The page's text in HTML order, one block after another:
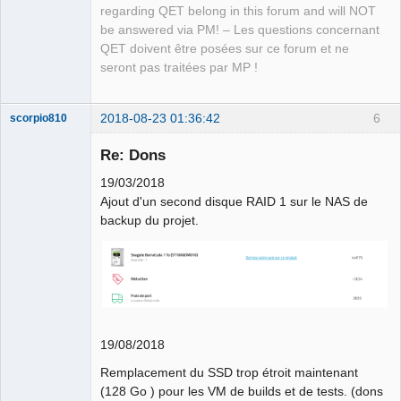
regarding QET belong in this forum and will NOT
be answered via PM! – Les questions concernant
QET doivent être posées sur ce forum et ne
seront pas traitées par MP !
6
scorpio810 2018-08-23 01:36:42
Re: Dons
19/03/2018
Ajout d'un second disque RAID 1 sur le NAS de
backup du projet.
19/08/2018
Remplacement du SSD trop étroit maintenant
(128 Go ) pour les VM de builds et de tests. (dons